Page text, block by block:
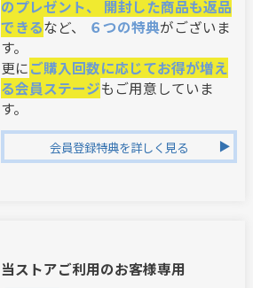
のプレゼント、 開封した商品も返品
できるなど、 ６つの特典がございま
す。
更にご購入回数に応じてお得が増え
る会員ステージもご用意していま
す。
会員登録特典を詳しく見る
当ストアご利用のお客様専用